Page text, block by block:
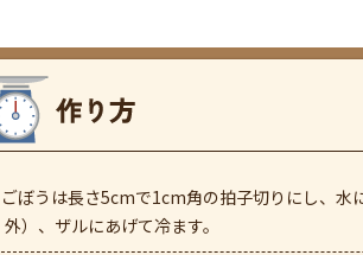
ごぼうは長さ5cmで1cm角の拍子切りにし、水
外）、ザルにあげて冷ます。